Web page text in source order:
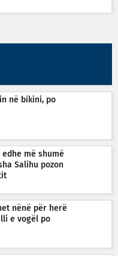
në bikini, po
më shumë
Salihu pozon
nënë për herë
e vogël po